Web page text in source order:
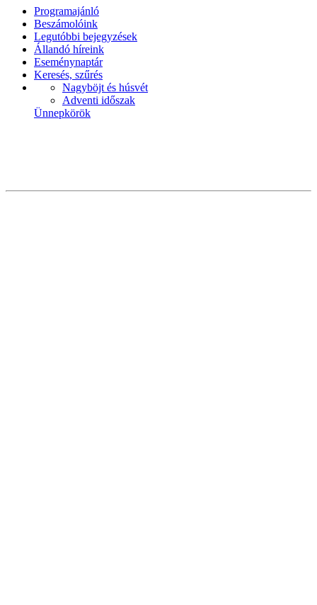
Programajánló
Beszámolóink
Legutóbbi bejegyzések
Állandó híreink
Eseménynaptár
Keresés, szűrés
Nagyböjt és húsvét
Adventi időszak
Ünnepkörök